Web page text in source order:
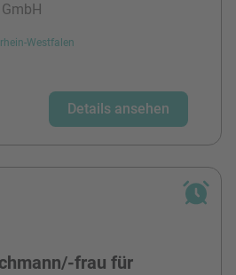
Westfalen
Details ansehen
frau für